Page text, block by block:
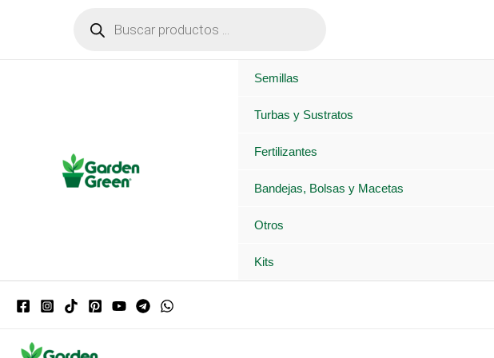
productos
Semillas
Turbas y Sustratos
Fertilizantes
Bandejas, Bolsas y Macetas
Otros
Kits